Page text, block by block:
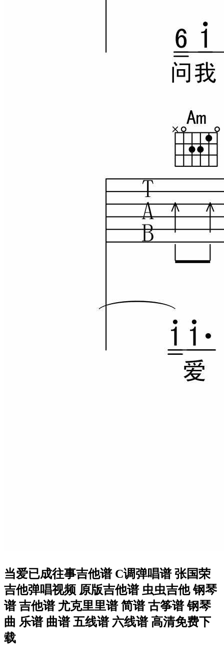
当爱已成往事吉他谱 C调弹唱谱 张国荣
吉他弹唱视频 原版吉他谱 虫虫吉他 钢琴
谱 吉他谱 尤克里里谱 简谱 古筝谱 钢琴
曲 乐谱 曲谱 五线谱 六线谱 高清免费下
载